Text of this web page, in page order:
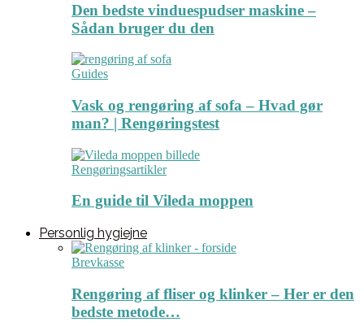
Den bedste vinduespudser maskine –
Sådan bruger du den
Guides
Vask og rengøring af sofa – Hvad gør
man? | Rengøringstest
Rengøringsartikler
En guide til Vileda moppen
Personlig hygiejne
Brevkasse
Rengøring af fliser og klinker – Her er den
bedste metode…